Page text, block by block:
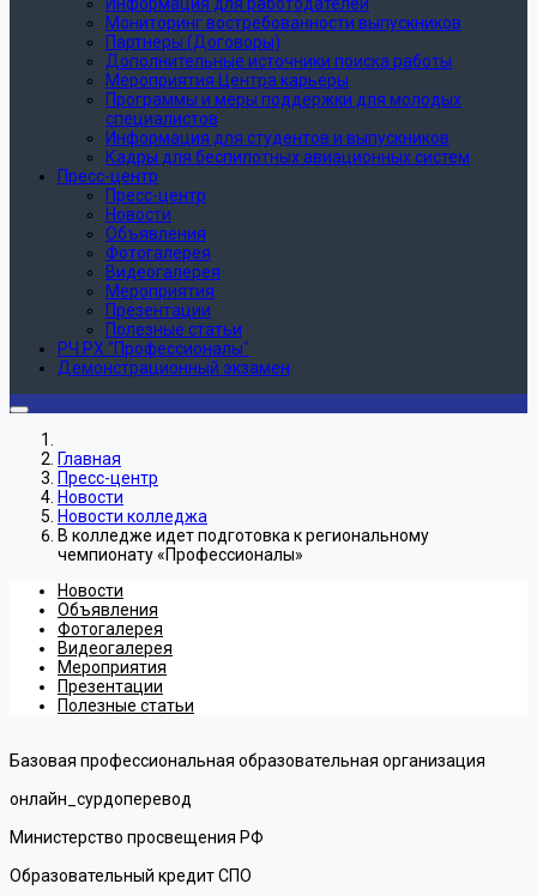
Мониторинг востребованности выпускников
Партнеры (Договоры)
Дополнительные источники поиска работы
Мероприятия Центра карьеры
Программы и меры поддержки для молодых
специалистов
Информация для студентов и выпускников
Кадры для беспилотных авиационных систем
Пресс-центр
Пресс-центр
Новости
Объявления
Фотогалерея
Видеогалерея
Мероприятия
Презентации
Полезные статьи
РЧ РХ "Профессионалы"
Демонстрационный экзамен
Главная
Пресс-центр
Новости
Новости колледжа
В колледже идет подготовка к региональному
чемпионату «Профессионалы»
Новости
Объявления
Фотогалерея
Видеогалерея
Мероприятия
Презентации
Полезные статьи
Базовая профессиональная образовательная организация
онлайн_сурдоперевод
Министерство просвещения РФ
Образовательный кредит СПО